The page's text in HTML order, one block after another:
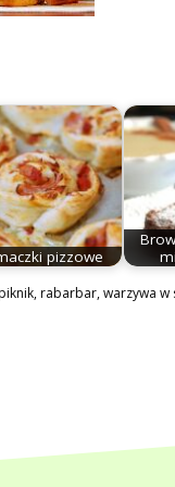
pizzowe
,rabarbar,warzywa w